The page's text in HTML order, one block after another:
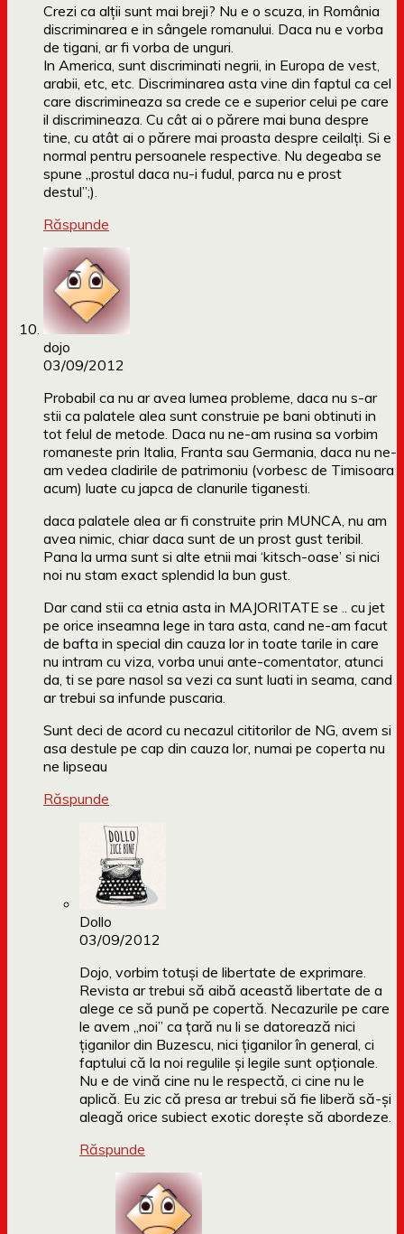
Crezi ca alții sunt mai breji? Nu e o scuza, in România
discriminarea e in sângele romanului. Daca nu e vorba
de tigani, ar fi vorba de unguri.
In America, sunt discriminati negrii, in Europa de vest,
arabii, etc, etc. Discriminarea asta vine din faptul ca cel
care discrimineaza sa crede ce e superior celui pe care
il discrimineaza. Cu cât ai o părere mai buna despre
tine, cu atât ai o părere mai proasta despre ceilalți. Si e
normal pentru persoanele respective. Nu degeaba se
spune „prostul daca nu-i fudul, parca nu e prost
destul”;).
Răspunde
dojo
03/09/2012
Probabil ca nu ar avea lumea probleme, daca nu s-ar
stii ca palatele alea sunt construie pe bani obtinuti in
tot felul de metode. Daca nu ne-am rusina sa vorbim
romaneste prin Italia, Franta sau Germania, daca nu ne-
am vedea cladirile de patrimoniu (vorbesc de Timisoara
acum) luate cu japca de clanurile tiganesti.
daca palatele alea ar fi construite prin MUNCA, nu am
avea nimic, chiar daca sunt de un prost gust teribil.
Pana la urma sunt si alte etnii mai ‘kitsch-oase’ si nici
noi nu stam exact splendid la bun gust.
Dar cand stii ca etnia asta in MAJORITATE se .. cu jet
pe orice inseamna lege in tara asta, cand ne-am facut
de bafta in special din cauza lor in toate tarile in care
nu intram cu viza, vorba unui ante-comentator, atunci
da, ti se pare nasol sa vezi ca sunt luati in seama, cand
ar trebui sa infunde puscaria.
Sunt deci de acord cu necazul cititorilor de NG, avem si
asa destule pe cap din cauza lor, numai pe coperta nu
ne lipseau
Răspunde
Dollo
03/09/2012
Dojo, vorbim totuși de libertate de exprimare.
Revista ar trebui să aibă această libertate de a
alege ce să pună pe copertă. Necazurile pe care
le avem „noi” ca țară nu li se datorează nici
țiganilor din Buzescu, nici țiganilor în general, ci
faptului că la noi regulile și legile sunt opționale.
Nu e de vină cine nu le respectă, ci cine nu le
aplică. Eu zic că presa ar trebui să fie liberă să-și
aleagă orice subiect exotic dorește să abordeze.
Răspunde